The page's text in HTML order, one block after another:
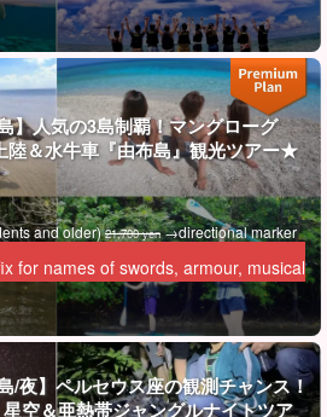
】人気の3島制覇！マングローグ
陸＆水牛車『由布島』観光ツアー★
and older)21,700 yen→directional marker
for names of swords, armour, musical
/夜】ペルセウス座の観測チャンス！
空＆亜熱帯ジャングルナイトツア